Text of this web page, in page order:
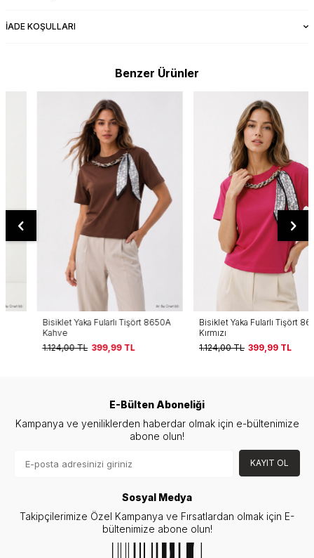
İADE KOŞULLARI
Benzer Ürünler
Bisiklet Yaka Fularlı Tişört 8650A
1.124,00TL 399,99 TL
Bisiklet Yaka Fularlı Tişört 8650A
1.124,00TL 399,99 TL
E-Bülten Aboneliği
Kampanya ve yeniliklerden haberdar olmak için e-bültenimize
abone olun!
KAYIT OL
Sosyal Medya
Takipçilerimize Özel Kampanya ve Fırsatlardan olmak için E-
bültenimize abone olun!